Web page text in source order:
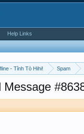
- Tỉnh Tò Hihi! Spam
Message
Help Links